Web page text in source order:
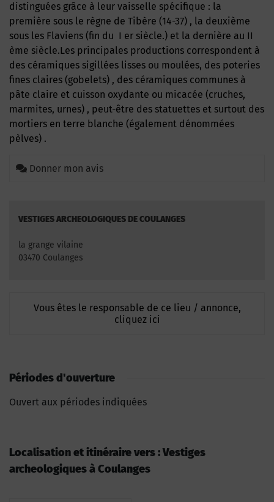
distinguées grâce à leur vaisselle spécifique : la
première sous le règne de Tibère (14-37) , la deuxième
sous les Flaviens (fin du I er siècle.) et la dernière au II
ème siècle.Les principales productions correspondent à
des céramiques sigillées lisses ou moulées, des poteries
fines claires (gobelets) , des céramiques communes à
pâte claire et cuisson oxydante ou micacée (cruches,
marmites, urnes) , peut-être des statuettes et surtout des
mortiers en terre blanche (également dénommées
pèlves) .
Donner mon avis
VESTIGES ARCHEOLOGIQUES DE COULANGES
la grange vilaine
03470 Coulanges
Vous êtes le responsable de ce lieu / annonce,
cliquez ici
Périodes d'ouverture
Ouvert aux périodes indiquées
Localisation et itinéraire vers : Vestiges
archeologiques à Coulanges